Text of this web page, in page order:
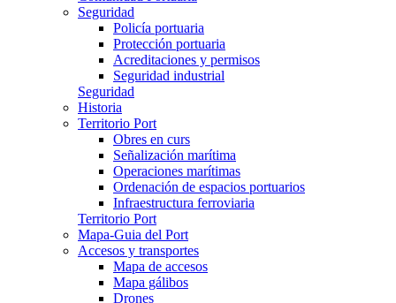
Seguridad
Policía portuaria
Protección portuaria
Acreditaciones y permisos
Seguridad industrial
Seguridad
Historia
Territorio Port
Obres en curs
Señalización marítima
Operaciones marítimas
Ordenación de espacios portuarios
Infraestructura ferroviaria
Territorio Port
Mapa-Guia del Port
Accesos y transportes
Mapa de accesos
Mapa gálibos
Drones